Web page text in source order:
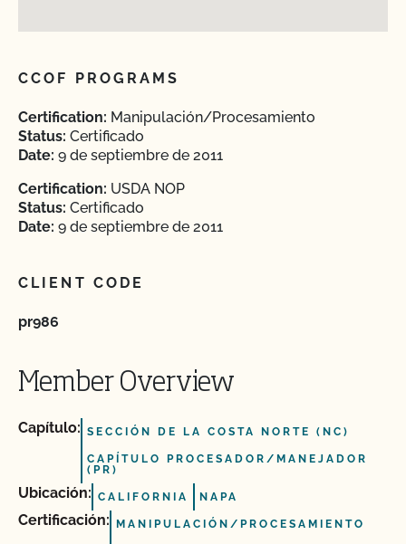
CCOF PROGRAMS
Certification: Manipulación/Procesamiento
Status: Certificado
Date: 9 de septiembre de 2011
Certification: USDA NOP
Status: Certificado
Date: 9 de septiembre de 2011
CLIENT CODE
pr986
Member Overview
Capítulo: SECCIÓN DE LA COSTA NORTE (NC)
CAPÍTULO PROCESADOR/MANEJADOR
(PR)
Ubicación: CALIFORNIA NAPA
Certificación: MANIPULACIÓN/PROCESAMIENTO